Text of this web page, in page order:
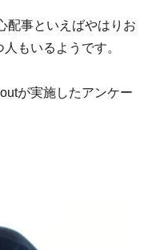
配事といえばやはりお
もいるようです。
が実施したアンケー